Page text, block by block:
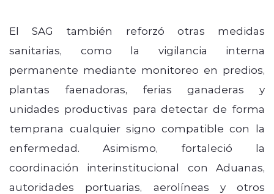
El SAG también reforzó otras medidas
sanitarias, como la vigilancia interna
permanente mediante monitoreo en predios,
plantas faenadoras, ferias ganaderas y
unidades productivas para detectar de forma
temprana cualquier signo compatible con la
enfermedad. Asimismo, fortaleció la
coordinación interinstitucional con Aduanas,
autoridades portuarias, aerolíneas y otros